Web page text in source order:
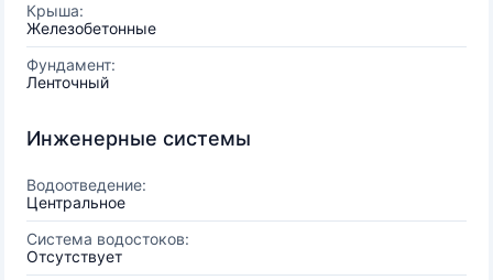
Крыша:
Железобетонные
Фундамент:
Ленточный
Инженерные системы
Водоотведение:
Центральное
Система водостоков:
Отсутствует